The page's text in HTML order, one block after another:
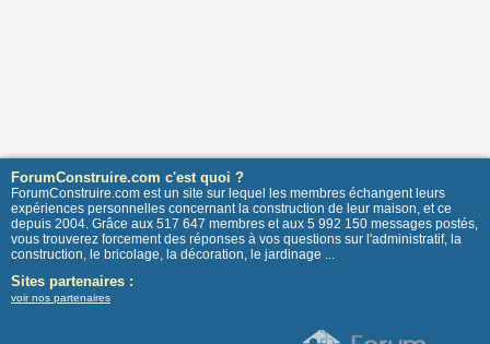
ForumConstruire.com c'est quoi ?
ForumConstruire.com est un site sur lequel les membres échangent leurs
expériences personnelles concernant la construction de leur maison, et ce
depuis 2004. Grâce aux 517 647 membres et aux 5 992 150 messages postés,
vous trouverez forcement des réponses à vos questions sur l'administratif, la
construction, le bricolage, la décoration, le jardinage ...
Sites partenaires :
voir nos partenaires